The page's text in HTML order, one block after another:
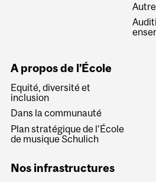
A propos de l’École
Equité, diversité et
inclusion
Dans la communauté
Plan stratégique de l’École
de musique Schulich
Nos infrastructures